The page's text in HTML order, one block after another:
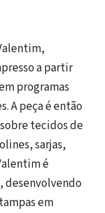
a partir
programas
A peça é então
tecidos de
sarjas,
é
desenvolvendo
em